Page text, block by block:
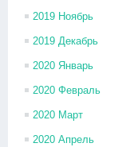
2019 Ноябрь
2019 Декабрь
2020 Январь
2020 Февраль
2020 Март
2020 Апрель